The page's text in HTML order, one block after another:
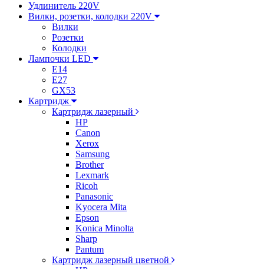
Удлинитель 220V
Вилки, розетки, колодки 220V
Вилки
Розетки
Колодки
Лампочки LED
E14
E27
GX53
Картридж
Картридж лазерный
HP
Canon
Xerox
Samsung
Brother
Lexmark
Ricoh
Panasonic
Kyocera Mita
Epson
Konica Minolta
Sharp
Pantum
Картридж лазерный цветной